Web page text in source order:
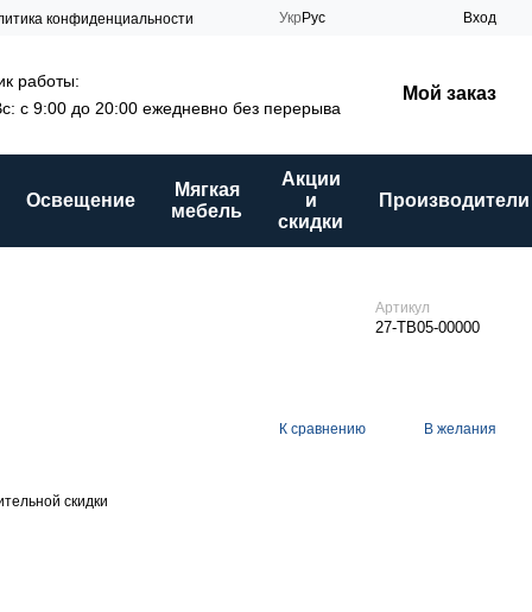
конфиденциальности Укр Рус Вход
работы:
с 9:00 до 20:00 ежедневно без перерыва
Мой заказ
Освещение
Мягкая
мебель
Акции
и
скидки
Производители
Артикул
27-TB05-00000
К сравнению В желания
скидки